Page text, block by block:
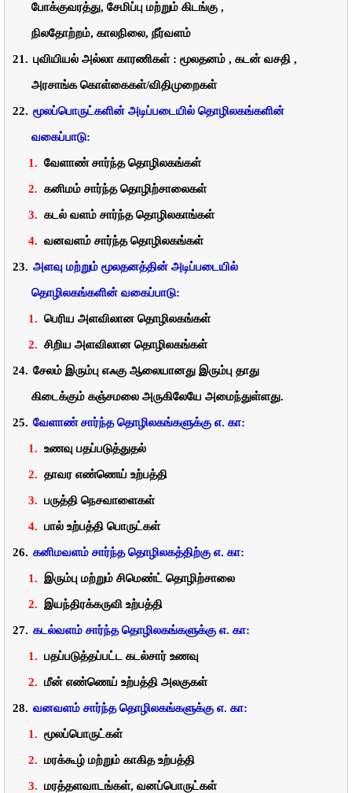
போக்குவரத்து, சேமிப்பு மற்றும் கிடங்கு ,
நிலதோற்றம், காலநிலை, நீர்வளம்
21. புவியியல் அல்லா காரணிகள் : மூலதனம் , கடன் வசதி ,
அரசாங்க கொள்கைகள்/விதிமுறைகள்
22. மூலப்பொருட்களின் அடிப்படையில் தொழிலகங்களின்
வகைப்பாடு:
1. வேளாண் சார்ந்த தொழிலகங்கள்
2. கனிமம் சார்ந்த தொழிற்சாலைகள்
3. கடல் வளம் சார்ந்த தொழிலகாங்கள்
4. வனவளம் சார்ந்த தொழிலகங்கள்
23. அளவு மற்றும் மூலதனத்தின் அடிப்படையில்
தொழிலகங்களின் வகைப்பாடு:
1. பெரிய அளவிலான தொழிலகங்கள்
2. சிறிய அளவிலான தொழிலகங்கள்
24. சேலம் இரும்பு எஃகு ஆலையானது இரும்பு தாது
கிடைக்கும் கஞ்சமலை அருகிலேயே அமைந்துள்ளது.
25. வேளாண் சார்ந்த தொழிலகங்களுக்கு எ. கா:
1. உணவு பதப்படுத்துதல்
2. தாவர எண்ணெய் உற்பத்தி
3. பருத்தி நெசவாளைகள்
4. பால் உற்பத்தி பொருட்கள்
26. கனிமவளம் சார்ந்த தொழிலகத்திற்கு எ. கா:
1. இரும்பு மற்றும் சிமெண்ட் தொழிற்சாலை
2. இயந்திரக்கருவி உற்பத்தி
27. கடல்வளம் சார்ந்த தொழிலகங்களுக்கு எ. கா:
1. பதப்படுத்தப்பட்ட கடல்சார் உணவு
2. மீன் எண்ணெய் உற்பத்தி அலகுகள்
28. வனவளம் சார்ந்த தொழிலகங்களுக்கு எ. கா:
1. மூலப்பொருட்கள்
2. மரக்கூழ் மற்றும் காகித உற்பத்தி
3. மரத்தளவாடங்கள், வனப்பொருட்கள்